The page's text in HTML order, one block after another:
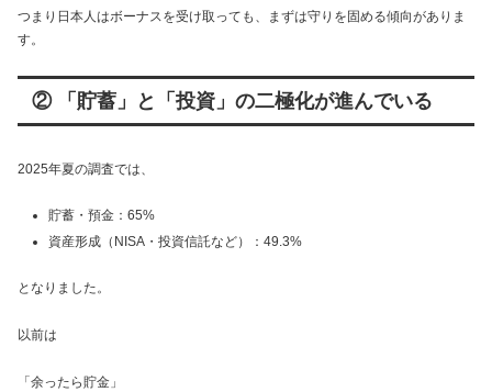
つまり日本人はボーナスを受け取っても、まずは守りを固める傾向がありま
す。
② 「貯蓄」と「投資」の二極化が進んでいる
2025年夏の調査では、
貯蓄・預金：65%
資産形成（NISA・投資信託など）：49.3%
となりました。
以前は
「余ったら貯金」